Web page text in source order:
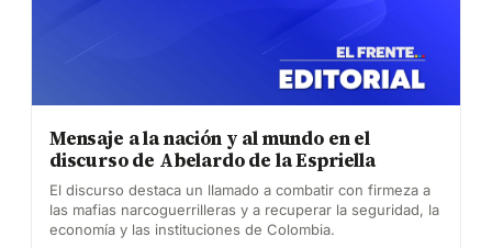
Mensaje a la nación y al mundo en el
discurso de Abelardo de la Espriella
El discurso destaca un llamado a combatir con firmeza a
las mafias narcoguerrilleras y a recuperar la seguridad, la
economía y las instituciones de Colombia.